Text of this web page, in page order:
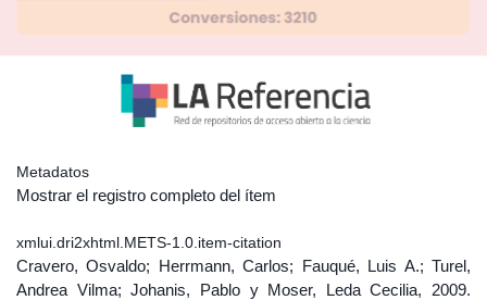
Metadatos
Mostrar el registro completo del ítem
xmlui.dri2xhtml.METS-1.0.item-citation
Cravero, Osvaldo; Herrmann, Carlos; Fauqué, Luis A.; Turel,
Andrea Vilma; Johanis, Pablo y Moser, Leda Cecilia, 2009.